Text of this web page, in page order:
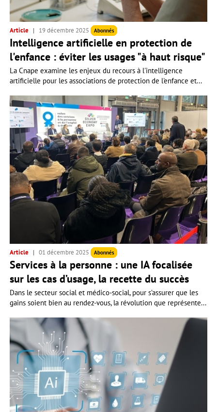
Article 19 décembre 2025 Abonnés
Intelligence artificielle en protection de
l'enfance : éviter les usages "à haut risque"
La Cnape examine les enjeux du recours à l'intelligence
artificielle pour les associations de protection de l'enfance et...
Article 01 décembre 2025 Abonnés
Services à la personne : une IA focalisée
sur les cas d’usage, la recette du succès
Dans le secteur social et médico-social, pour s’assurer que les
gains soient bien au rendez-vous, la révolution que représente...